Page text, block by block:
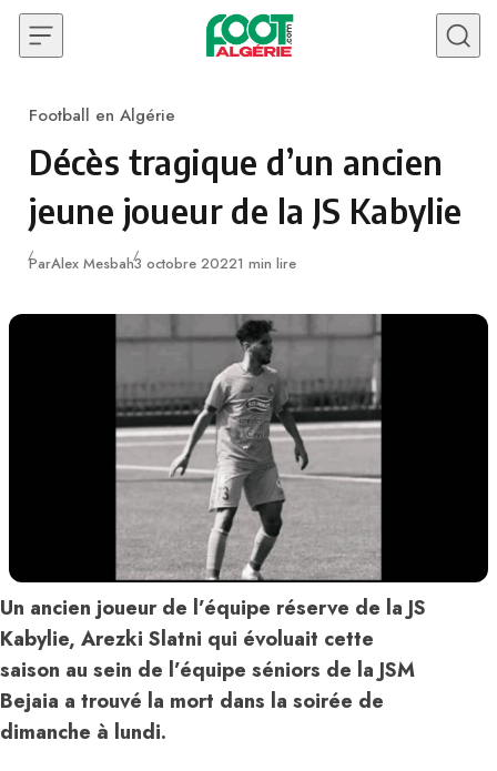
Skip to content
Category
Football en Algérie
Décès tragique d’un ancien
jeune joueur de la JS Kabylie
ParAlex MesbahPublié
3 octobre 20221 min lire
Un ancien joueur de l’équipe réserve de la JS
Kabylie, Arezki Slatni qui évoluait cette
saison au sein de l’équipe séniors de la JSM
Bejaia a trouvé la mort dans la soirée de
dimanche à lundi.